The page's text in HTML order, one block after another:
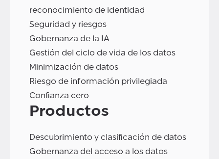
reconocimiento de identidad
Seguridad y riesgos
Gobernanza de la IA
Gestión del ciclo de vida de los datos
Minimización de datos
Riesgo de información privilegiada
Confianza cero
Productos
Descubrimiento y clasificación de datos
Gobernanza del acceso a los datos